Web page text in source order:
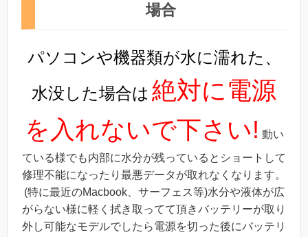
場合
パソコンや機器類が水に濡れた、
水没した場合は 絶対に電源
を入れないで下さい! 動い
ている様でも内部に水分が残っているとショートして
修理不能になったり最悪データが取れなくなります。
(特に最近のMacbook、サーフェス等)水分や液体が広
がらない様に軽く拭き取ってて頂きバッテリーが取り
外し可能なモデルでしたら電源を切った後にバッテリ